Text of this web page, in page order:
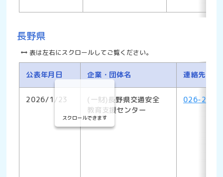
長野県
表は左右にスクロールしてご覧ください。
公表年月日 企業・団体名 連絡先
2026/1/23
(一財)長野県交通安全
教育支援センター
026-292-
スクロールできます